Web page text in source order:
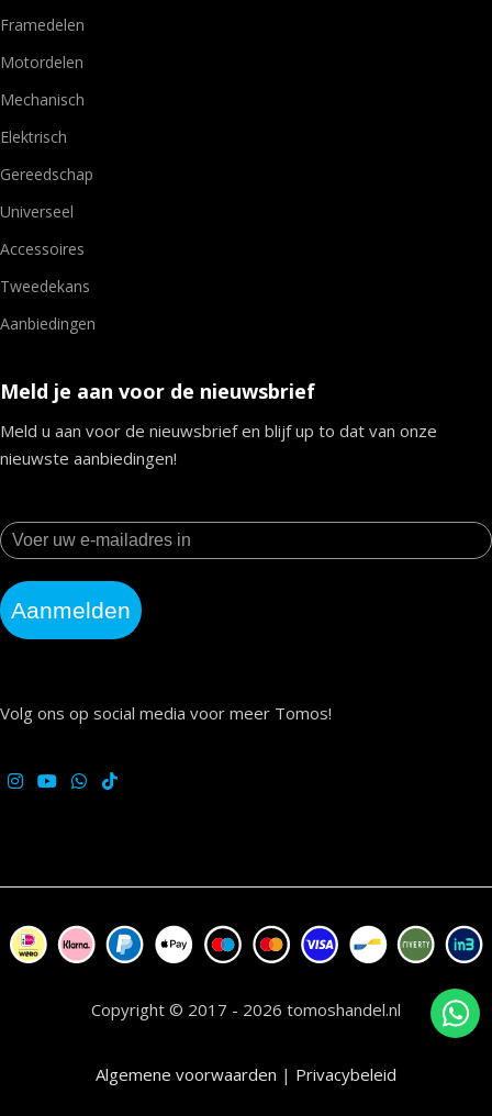
Framedelen
Motordelen
Mechanisch
Elektrisch
Gereedschap
Universeel
Accessoires
Tweedekans
Aanbiedingen
Meld je aan voor de nieuwsbrief
Meld u aan voor de nieuwsbrief en blijf up to dat van onze
nieuwste aanbiedingen!
Aanmelden
Volg ons op social media voor meer Tomos!
Copyright © 2017 - 2026 tomoshandel.nl
Algemene voorwaarden | Privacybeleid